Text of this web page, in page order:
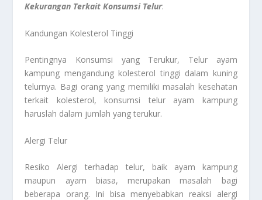
Kekurangan Terkait Konsumsi Telur:
Kandungan Kolesterol Tinggi
Pentingnya Konsumsi yang Terukur, Telur ayam
kampung mengandung kolesterol tinggi dalam kuning
telurnya. Bagi orang yang memiliki masalah kesehatan
terkait kolesterol, konsumsi telur ayam kampung
haruslah dalam jumlah yang terukur.
Alergi Telur
Resiko Alergi terhadap telur, baik ayam kampung
maupun ayam biasa, merupakan masalah bagi
beberapa orang. Ini bisa menyebabkan reaksi alergi